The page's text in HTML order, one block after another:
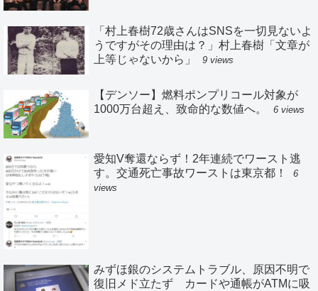
「村上春樹72歳さんはSNSを一切見ないよ
うですがその理由は？」村上春樹「文章が
上等じゃないから」
9 views
【デンソー】燃料ポンプリコール対象が
1000万台超え、致命的な数値へ。
6 views
愛知V奪還ならず！2年連続でワースト逃
す。交通死亡事故ワーストは東京都！
6
views
みずほ銀のシステムトラブル、原因不明で
復旧メド立たず カードや通帳がATMに吸